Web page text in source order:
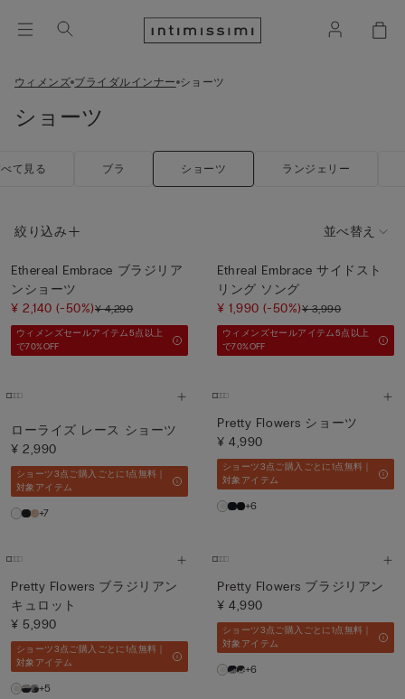
ウィメンズ ブライダルインナー ショーツ
ショーツ
て見る ブラ ショーツ ランジェリー
絞り込み 並べ替え
Ethereal Embrace ブラジリア
ンショーツ
¥ 2,140(-50%)¥ 4,290
ウィメンズセールアイテム5点以上
で70%OFF
Ethreal Embrace サイドスト
リング ソング
¥ 1,990(-50%)¥ 3,990
ウィメンズセールアイテム5点以上
で70%OFF
ローライズ レース ショーツ
¥ 2,990
ショーツ3点ご購入ごとに1点無料｜
対象アイテム
+7
Pretty Flowers ショーツ
¥ 4,990
ショーツ3点ご購入ごとに1点無料｜
対象アイテム
+6
Pretty Flowers ブラジリアン
キュロット
¥ 5,990
ショーツ3点ご購入ごとに1点無料｜
対象アイテム
+5
Pretty Flowers ブラジリアン
¥ 4,990
ショーツ3点ご購入ごとに1点無料｜
対象アイテム
+6